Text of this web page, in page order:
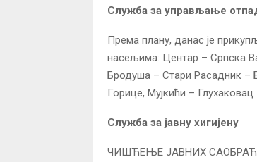
Служба за управљање
Према плану, данас је
насељима: Центар – Српска
Бродуша – Стари Расадник –
Горице, Мујкићи –
Служба за јавну хигијену
ЧИШЋЕЊЕ ЈАВНИХ